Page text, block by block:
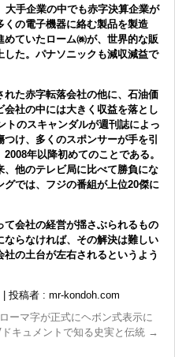
手企業の中でも赤字決算企業が
くの電子機器に絡む製品を製造
ていたローム㈱が、世界的な販
た。パナソニックも減収減益で
た赤字転落会社の他に、石油価
社の中には大きく収益を落とし
トのスキャンダルが週刊誌によっ
け、多くのスポンサーが手を引
年以降初めてのことである。
他のテレビ局に比べて勝負にな
では、フジの番組が上位20傑に
会社の経営が揺さぶられるもの
らなければ、その解決は難しい
の土台が左右されるというよう
投稿者 : mr-kondoh.com
ーマ字が正式にヘボン式表示に
キュメントで知る史実と伝統 →